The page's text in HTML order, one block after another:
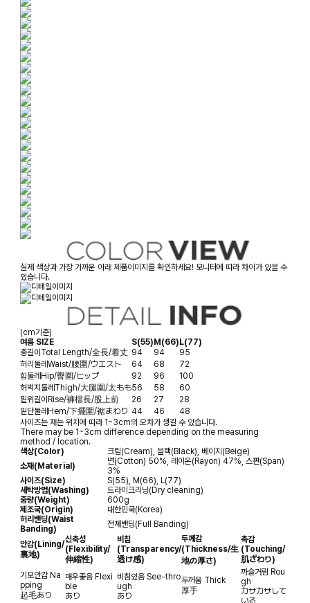
실제 색상과 가장 가까운 아래 제품이미지를 확인하세요! 모니터에 따라 차이가 있을 수
있습니다.
(cm기준)
여름 SIZE
S(55)M(66)L(77)
총길이Total Length/全長/着丈 94 94
95
허리둘레Waist/腰圍/ウエスト 64 68
72
힙둘레Hip/臀圍/ヒップ 92 96
100
허벅지둘레Thigh/大腿圍/太もも56 58
60
밑위길이Rise/褲檔長/股上前 26 27
28
밑단둘레Hem/下擺圍/裾まわり 44 46
48
사이즈는 재는 위치에 따라 1~3cm의 오차가 생길 수 있습니다.
There may be 1~3cm difference depending on the measuring
method / location.
색상(Color)
크림(Cream), 블랙(Black), 베이지(Beige)
소재(Material)
면(Cotton) 50%, 레이온(Rayon) 47%, 스판(Span)
3%
사이즈(Size)
S(55), M(66), L(77)
세탁방법(Washing)
드라이크리닝(Dry cleaning)
중량(Weight)
600g
제조국(Origin)
대한민국(Korea)
허리밴딩(Waist
Banding)
전체밴딩(Full Banding)
안감(Lining/
裏地)
신축성
(Flexibility/
伸縮性)
비침
(Transparency/
透け感)
두께감
(Thickness/生
地の厚さ)
촉감
(Touching/
肌ざわり)
기모안감 Na
pping
起毛あり
매우좋음 Flexi
ble
あり
비침있음 See-thro
ugh
あり
두꺼움 Thick
厚手
까슬거림 Rou
gh
カサカサして
いる